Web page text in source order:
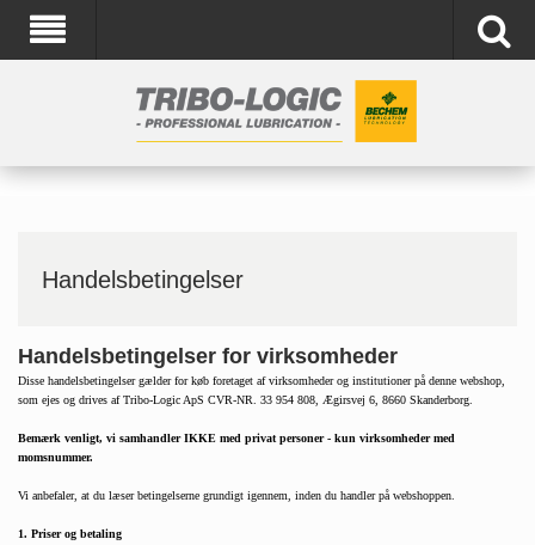
Handelsbetingelser
Handelsbetingelser for virksomheder
Disse handelsbetingelser gælder for køb foretaget af virksomheder og institutioner på denne webshop,
som ejes og drives af Tribo-Logic ApS CVR-NR. 33 954 808, Ægirsvej 6, 8660 Skanderborg.
Bemærk venligt, vi samhandler IKKE med privat personer - kun virksomheder med
momsnummer.
Vi anbefaler, at du læser betingelserne grundigt igennem, inden du handler på webshoppen.
1. Priser og betaling